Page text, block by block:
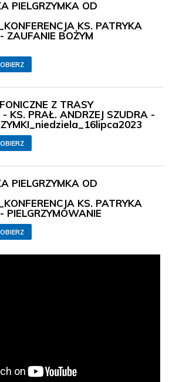
PIELGRZYMKA OD
KS. PATRYKA
ZAUFANIE BOŻYM
Z TRASY
- KS. PRAŁ. ANDRZEJ SZUDRA -
PIELGRZYMKA OD
KS. PATRYKA